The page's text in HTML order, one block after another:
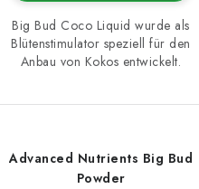
Big Bud Coco Liquid wurde als
Blütenstimulator speziell für den
Anbau von Kokos entwickelt.
Advanced Nutrients Big Bud
Powder